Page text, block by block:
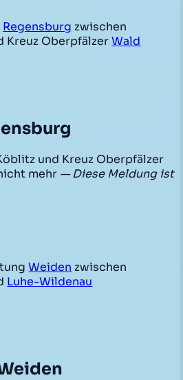
Regensburg zwischen
Kreuz OberpfälzerWald
und Kreuz Oberpfälzer
mehr — Diese Meldung ist
Weiden zwischen
Luhe-Wildenau